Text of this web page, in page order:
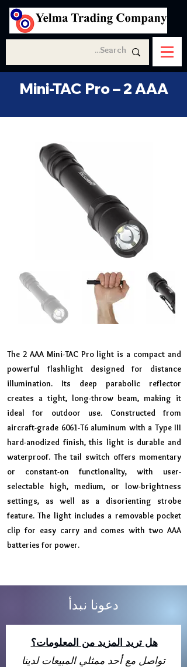
Mini-TAC Pro – 2 AAA
The 2 AAA Mini-TAC Pro light is a compact and
powerful flashlight designed for distance
illumination. Its deep parabolic reflector
creates a tight, long-throw beam, making it
ideal for outdoor use. Constructed from
aircraft-grade 6061-T6 aluminum with a Type III
hard-anodized finish, this light is durable and
waterproof. The tail switch offers momentary
or constant-on functionality, with user-
selectable high, medium, or low-brightness
settings, as well as a disorienting strobe
feature. The light includes a removable pocket
clip for easy carry and comes with two AAA
batteries for power.
دعونا نبدأ
هل تريد المزيد من المعلومات؟
تواصل مع أحد ممثلي المبيعات لدينا